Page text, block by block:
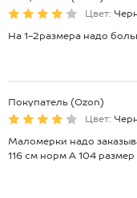
Цвет:
На 1-2размера надо
Покупатель (Ozon)
Цвет:
Маломерки надо
116 см норм А 104